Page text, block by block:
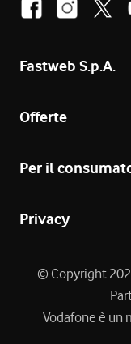
Fastweb S.p.A.
Offerte
Per il
Privacy
© Copyright
Vodafone è un